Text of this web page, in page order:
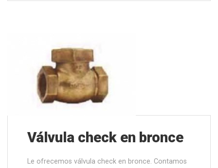
Válvula check en bronce
Le ofrecemos válvula check en bronce. Contamos